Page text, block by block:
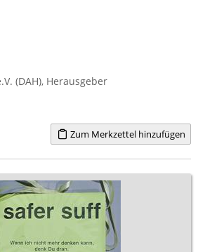
(DAH), Herausgeber
Zum Merkzettel hinzufügen